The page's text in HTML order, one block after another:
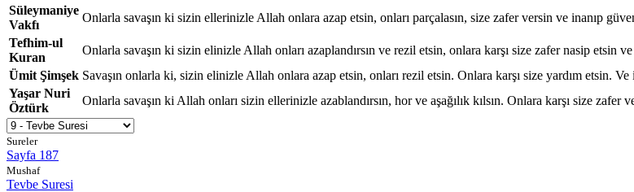
Süleymaniye
Vakfı
Onlarla savaşın ki sizin ellerinizle Allah onlara azap etsin, onları parçalasın, size zafer versin ve inanıp
Tefhim-ul
Kuran
Onlarla savaşın ki sizin elinizle Allah onları azaplandırsın ve rezil etsin, onlara karşı size zafer nasip etsin
Ümit Şimşek Savaşın onlarla ki, sizin elinizle Allah onlara azap etsin, onları rezil etsin. Onlara karşı size yardım etsin.
Yaşar Nuri
Öztürk
Onlarla savaşın ki Allah onları sizin ellerinizle azablandırsın, hor ve aşağılık kılsın. Onlara karşı size
Sureler
Sayfa 187
Mushaf
Tevbe Suresi